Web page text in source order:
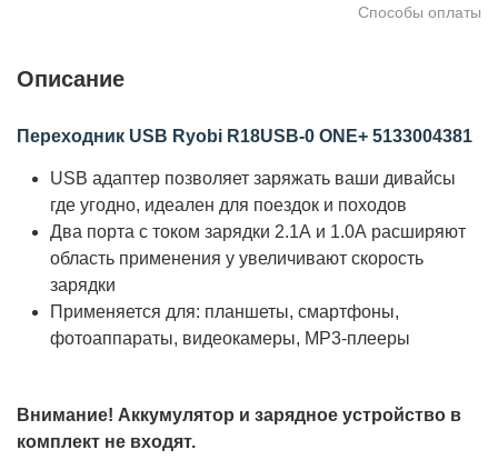
Способы оплаты
Описание
Переходник USB Ryobi R18USB-0 ONE+ 5133004381
USB адаптер позволяет заряжать ваши дивайсы
где угодно, идеален для поездок и походов
Два порта с током зарядки 2.1А и 1.0А расширяют
область применения у увеличивают скорость
зарядки
Применяется для: планшеты, смартфоны,
фотоаппараты, видеокамеры, МР3-плееры
Внимание! Аккумулятор и зарядное устройство в
комплект не входят.